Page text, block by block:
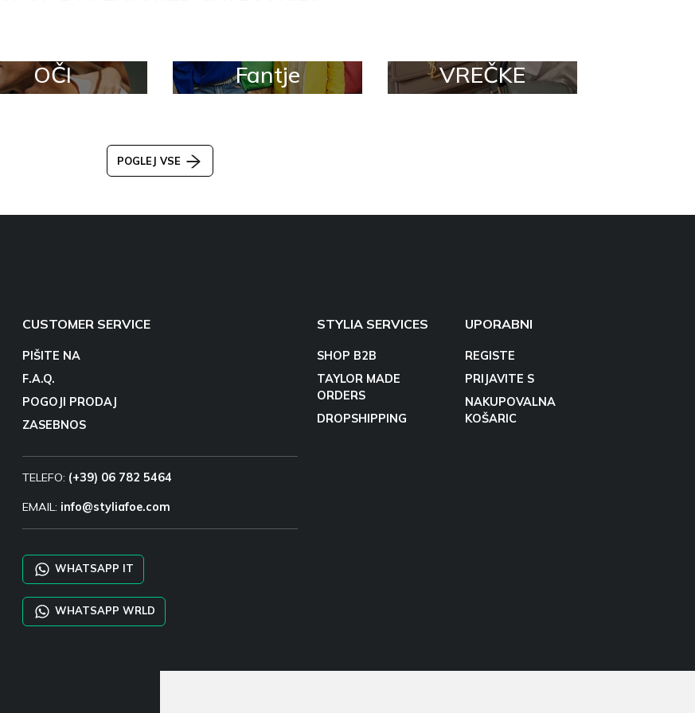
OČI Fantje VREČKE
POGLEJ VSE
CUSTOMER SERVICE
PIŠITE NA
F.A.Q.
POGOJI PRODAJ
ZASEBNOS
TELEFO: (+39) 06 782 5464
EMAIL: info@styliafoe.com
WHATSAPP IT
WHATSAPP WRLD
STYLIA SERVICES
SHOP B2B
TAYLOR MADE
ORDERS
DROPSHIPPING
UPORABNI
REGISTE
PRIJAVITE S
NAKUPOVALNA
KOŠARIC